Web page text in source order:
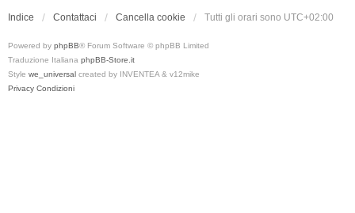
Indice Contattaci Cancella cookie Tutti gli orari sono UTC+02:00
Powered by phpBB® Forum Software © phpBB Limited
Traduzione Italiana phpBB-Store.it
Style we_universal created by INVENTEA & v12mike
Privacy Condizioni